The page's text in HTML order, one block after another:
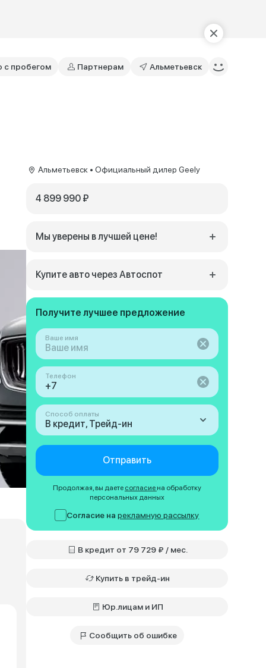
с пробегом Партнерам Альметьевск
Альметьевск • Официальный дилер Geely
4 899 990 ₽
Мы уверены в лучшей цене!
Купите авто через Автоспот
Получите лучшее предложение
Ваше имя
Телефон
Способ оплаты
В кредит, Трейд-ин
Отправить
Продолжая, вы даете согласие на обработку
персональных данных
Согласие нарекламную рассылку
В кредит от 79 729 ₽ / мес.
Купить в трейд-ин
Юр.лицам и ИП
Сообщить об ошибке